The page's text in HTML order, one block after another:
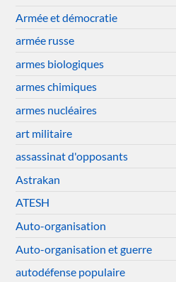
Armée et démocratie
armée russe
armes biologiques
armes chimiques
armes nucléaires
art militaire
assassinat d'opposants
Astrakan
ATESH
Auto-organisation
Auto-organisation et guerre
autodéfense populaire